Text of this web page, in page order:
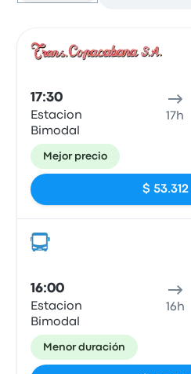
17:30
Estacion
Bimodal
17h
Mejor precio
$ 53.312
16:00
Estacion
Bimodal
16h
Menor duración